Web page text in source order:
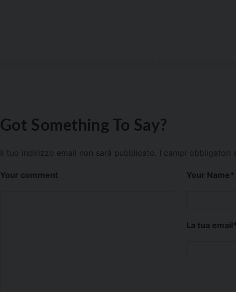
Got Something To Say?
Il tuo indirizzo email non sarà pubblicato. I campi obbligatori
Your comment Your Name*
La tua email*